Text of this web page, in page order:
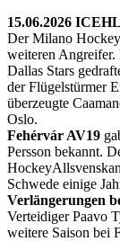
15.06.2026
Der Milano
weiteren
Dallas Stars
der Flügelstürmer
überzeugte
Oslo.
Fehérvár AV19
Persson bekannt.
Schwede einige
Verlängerungen
Verteidiger Paavo
weitere Saison bei